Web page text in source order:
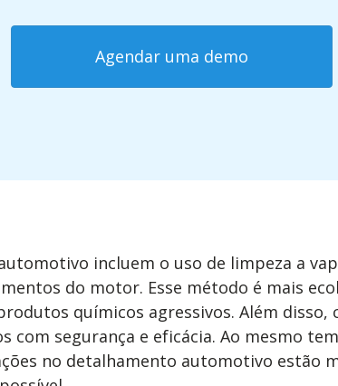
Agendar uma demo
incluem o uso de limpeza a
do motor. Esse método é mais
químicos agressivos. Além
segurança e eficácia. Ao mesmo
no detalhamento automotivo estão